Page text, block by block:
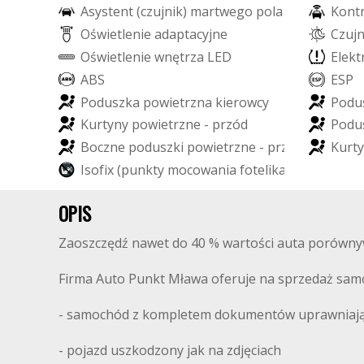
Asystent(czujnik) martwego pola Kont
Oświetlenie adaptacyjne Czujn
Oświetlenie wnętrza LED Elekt
ABS ESP
Poduszka powietrzna kierowcy Podu
Kurtyny powietrzne - przód Podu
Boczne poduszki powietrzne - prz Kurty
Isofix(punkty mocowania fotelika
OPIS
Zaoszczędź nawet do 40 % wartości auta
Firma Auto Punkt Mława oferuje na sprzedaż
- samochód z kompletem dokumentów
- pojazd uszkodzony jak na zdjęciach